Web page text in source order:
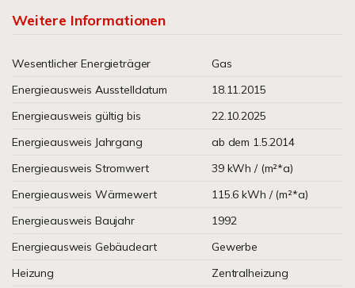
Weitere Informationen
Wesentlicher Energieträger
Gas
Energieausweis Ausstelldatum
18.11.2015
Energieausweis gültig bis
22.10.2025
Energieausweis Jahrgang
ab dem 1.5.2014
Energieausweis Stromwert
39 kWh / (m²*a)
Energieausweis Wärmewert
115.6 kWh / (m²*a)
Energieausweis Baujahr
1992
Energieausweis Gebäudeart
Gewerbe
Heizung
Zentralheizung